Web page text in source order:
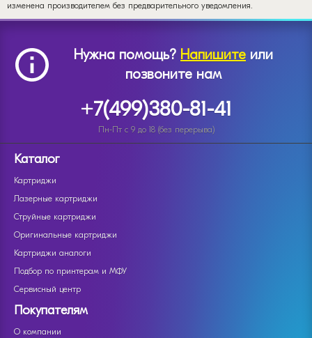
изменена производителем без предварительного уведомления.
Нужна помощь? Напишите или
позвоните нам
+7(499)380-81-41
Пн-Пт с 9 до 18 (без перерыва)
Каталог
Картриджи
Лазерные картриджи
Струйные картриджи
Оригинальные картриджи
Картриджи аналоги
Подбор по принтерам и МФУ
Сервисный центр
Покупателям
О компании